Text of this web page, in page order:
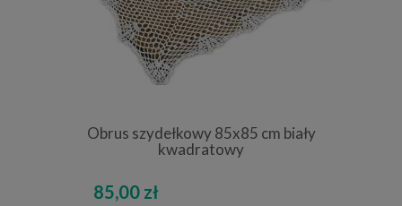
Obrus szydełkowy 85x85 cm biały
kwadratowy
85,00 zł